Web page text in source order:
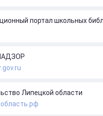
портал школьных
Липецкой области